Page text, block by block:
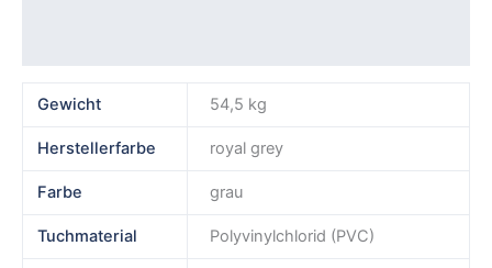
Gewicht 54,5 kg
Herstellerfarbe royal grey
Farbe grau
Tuchmaterial Polyvinylchlorid (PVC)